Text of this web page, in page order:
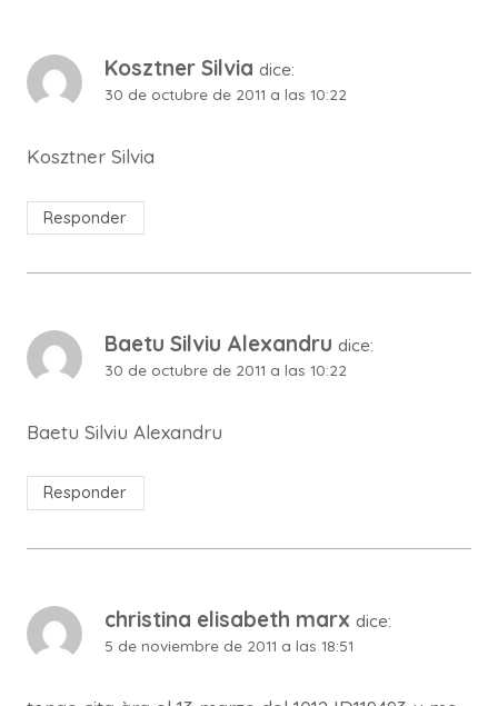
Kosztner Silvia dice:
30 de octubre de 2011 a las 10:22
Kosztner Silvia
Responder
Baetu Silviu Alexandru dice:
30 de octubre de 2011 a las 10:22
Baetu Silviu Alexandru
Responder
christina elisabeth marx dice:
5 de noviembre de 2011 a las 18:51